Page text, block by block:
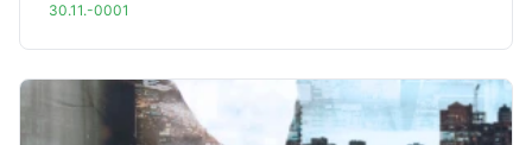
30.11.-0001